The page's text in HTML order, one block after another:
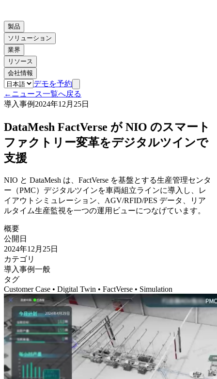
製品
ソリューション
業界
リソース
会社情報
デモを予約
← ニュース一覧へ戻る
導入事例 2024年12月25日
DataMesh FactVerse が NIO のスマート
ファクトリー変革をデジタルツインで
支援
NIO と DataMesh は、FactVerse を基盤とする生産管理センタ
ー（PMC）デジタルツインを車両組立ラインに導入し、レ
イアウトシミュレーション、AGV/RFID/PES データ、リア
ルタイム生産監視を一つの運用ビューにつなげています。
概要
公開日
2024年12月25日
カテゴリ
導入事例一般
タグ
Customer Case • Digital Twin • FactVerse • Simulation